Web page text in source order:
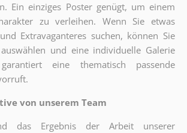
Ein einziges Poster genügt, um einem
zu verleihen. Wenn Sie etwas
Extravaganteres suchen, können Sie
und eine individuelle Galerie
eine thematisch passende
von unserem Team
das Ergebnis der Arbeit unserer